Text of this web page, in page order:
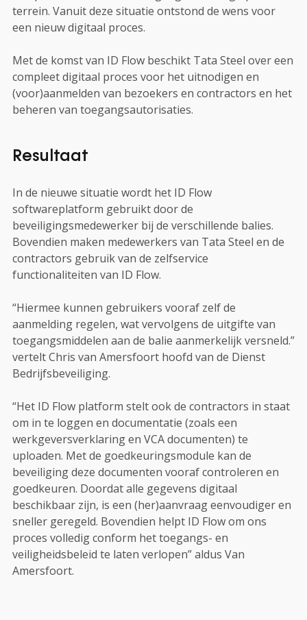
terrein. Vanuit deze situatie ontstond de wens voor
een nieuw digitaal proces.
Met de komst van ID Flow beschikt Tata Steel over een
compleet digitaal proces voor het uitnodigen en
(voor)aanmelden van bezoekers en contractors en het
beheren van toegangsautorisaties.
Resultaat
In de nieuwe situatie wordt het ID Flow
softwareplatform gebruikt door de
beveiligingsmedewerker bij de verschillende balies.
Bovendien maken medewerkers van Tata Steel en de
contractors gebruik van de zelfservice
functionaliteiten van ID Flow.
“Hiermee kunnen gebruikers vooraf zelf de
aanmelding regelen, wat vervolgens de uitgifte van
toegangsmiddelen aan de balie aanmerkelijk versneld.”
vertelt Chris van Amersfoort hoofd van de Dienst
Bedrijfsbeveiliging.
“Het ID Flow platform stelt ook de contractors in staat
om in te loggen en documentatie (zoals een
werkgeversverklaring en VCA documenten) te
uploaden. Met de goedkeuringsmodule kan de
beveiliging deze documenten vooraf controleren en
goedkeuren. Doordat alle gegevens digitaal
beschikbaar zijn, is een (her)aanvraag eenvoudiger en
sneller geregeld. Bovendien helpt ID Flow om ons
proces volledig conform het toegangs- en
veiligheidsbeleid te laten verlopen” aldus Van
Amersfoort.